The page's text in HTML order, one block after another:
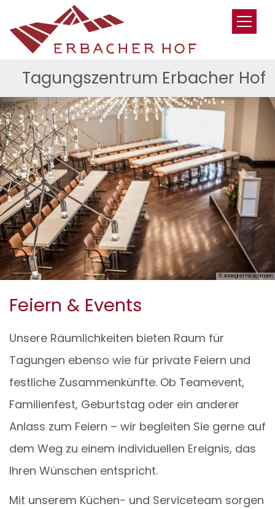
Zum Inhalt springen
Tagungszentrum Erbacher Hof
© Annegret Hirschmann
Feiern & Events
Unsere Räumlichkeiten bieten Raum für
Tagungen ebenso wie für private Feiern und
festliche Zusammenkünfte. Ob Teamevent,
Familienfest, Geburtstag oder ein anderer
Anlass zum Feiern – wir begleiten Sie gerne auf
dem Weg zu einem individuellen Ereignis, das
Ihren Wünschen entspricht.
Mit unserem Küchen- und Serviceteam sorgen